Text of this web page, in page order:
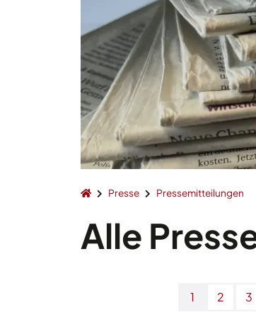
Presse Pressemitteilungen
Alle
1 2 3